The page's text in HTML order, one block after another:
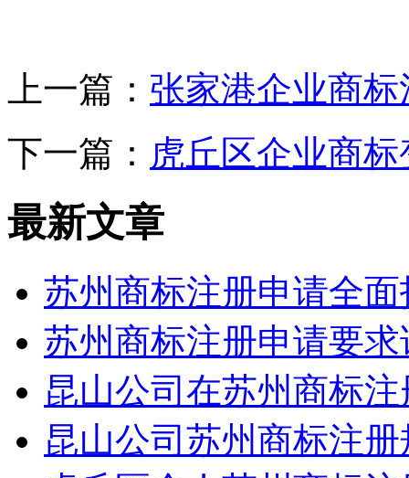
上一篇： 张家港企业商
下一篇： 虎丘区企业商
最新文章
苏州商标注册申请全面
苏州商标注册申请要求
昆山公司在苏州商标
昆山公司苏州商标注